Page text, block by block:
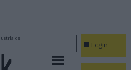
del
Login